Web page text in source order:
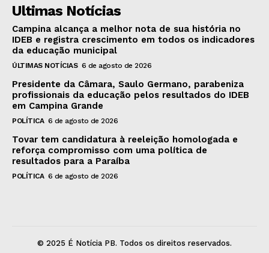
Ultimas Notícias
Campina alcança a melhor nota de sua história no
IDEB e registra crescimento em todos os indicadores
da educação municipal
ÚLTIMAS NOTÍCIAS 6 de agosto de 2026
Presidente da Câmara, Saulo Germano, parabeniza
profissionais da educação pelos resultados do IDEB
em Campina Grande
POLÍTICA 6 de agosto de 2026
Tovar tem candidatura à reeleição homologada e
reforça compromisso com uma política de
resultados para a Paraíba
POLÍTICA 6 de agosto de 2026
© 2025 É Notícia PB. Todos os direitos reservados.